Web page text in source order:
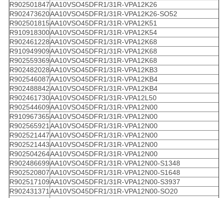
R902501847AA10VSO45DFR1/31R-VPA12K26
R902473620AA10VSO45DFR1/31R-VPA12K26-SO52
R902501815AA10VSO45DFR1/31R-VPA12K51
R910918300AA10VSO45DFR1/31R-VPA12K54
R902461228AA10VSO45DFR1/31R-VPA12K68
R910949909AA10VSO45DFR1/31R-VPA12K68
R902559369AA10VSO45DFR1/31R-VPA12K68
R902482028AA10VSO45DFR1/31R-VPA12KB3
R902546087AA10VSO45DFR1/31R-VPA12KB4
R902488842AA10VSO45DFR1/31R-VPA12KB4
R902461730AA10VSO45DFR1/31R-VPA12L50
R902544609AA10VSO45DFR1/31R-VPA12N00
R910967365AA10VSO45DFR1/31R-VPA12N00
R902565921AA10VSO45DFR1/31R-VPA12N00
R902521447AA10VSO45DFR1/31R-VPA12N00
R902521443AA10VSO45DFR1/31R-VPA12N00
R902504264AA10VSO45DFR1/31R-VPA12N00
R902486699AA10VSO45DFR1/31R-VPA12N00-S1348
R902520807AA10VSO45DFR1/31R-VPA12N00-S1648
R902517109AA10VSO45DFR1/31R-VPA12N00-S3937
R902431371AA10VSO45DFR1/31R-VPA12N00-SO20